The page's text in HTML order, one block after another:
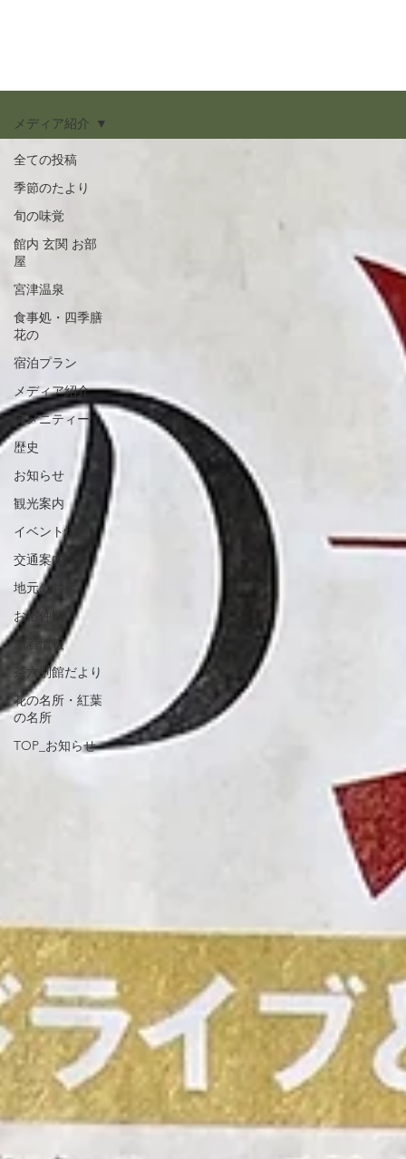
全ての投稿
季節のたより
旬の味覚
館内 玄関 お部
屋
宮津温泉
食事処・四季膳
花の
宿泊プラン
メディア紹介
アメニティー
歴史
お知らせ
観光案内
イベント情報
交通案内
地元のお店
お宿仲間
新着情報
茶六別館だより
花の名所・紅葉
の名所
TOP_お知らせ
メディア紹介